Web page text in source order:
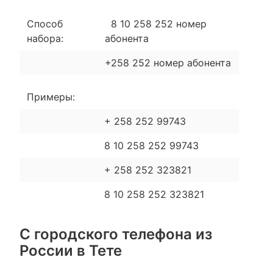
Способ
набора:
8 10 258 252 номер
абонента
+258 252 номер абонента
Примеры:
+ 258 252 99743
8 10 258 252 99743
+ 258 252 323821
8 10 258 252 323821
С городского телефона из
России в Тете